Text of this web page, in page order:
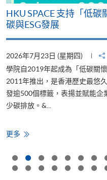
HKU SPACE 支持「低
碳與ESG發展
2026年7月23日 (星期四)
學院自2019年起成為「低碳關
2011年推出，是香港歷史最悠
發逾500個標籤，表揚並賦能企
少碳排放。&...
更多 HKU
SPACE
持
「低
碳